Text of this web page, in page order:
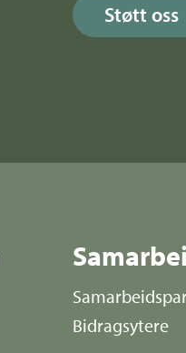
Støtt oss
Bidragsytere